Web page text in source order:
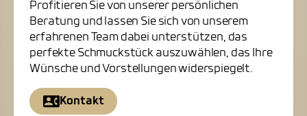
Profitieren Sie von unserer persönlichen
Beratung und lassen Sie sich von unserem
erfahrenen Team dabei unterstützen, das
perfekte Schmuckstück auszuwählen, das Ihre
Wünsche und Vorstellungen widerspiegelt.
Kontakt